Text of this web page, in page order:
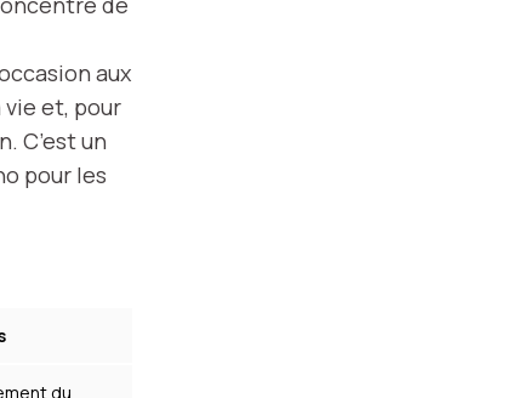
aux
et, pour
C’est un
pour les
du